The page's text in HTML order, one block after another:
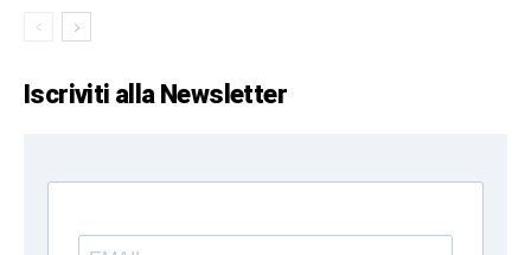
Iscriviti alla Newsletter